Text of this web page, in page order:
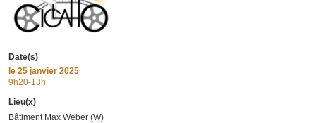
Date(s)
le 25 janvier 2025
9h20-13h
Lieu(x)
Bâtiment Max Weber (W)